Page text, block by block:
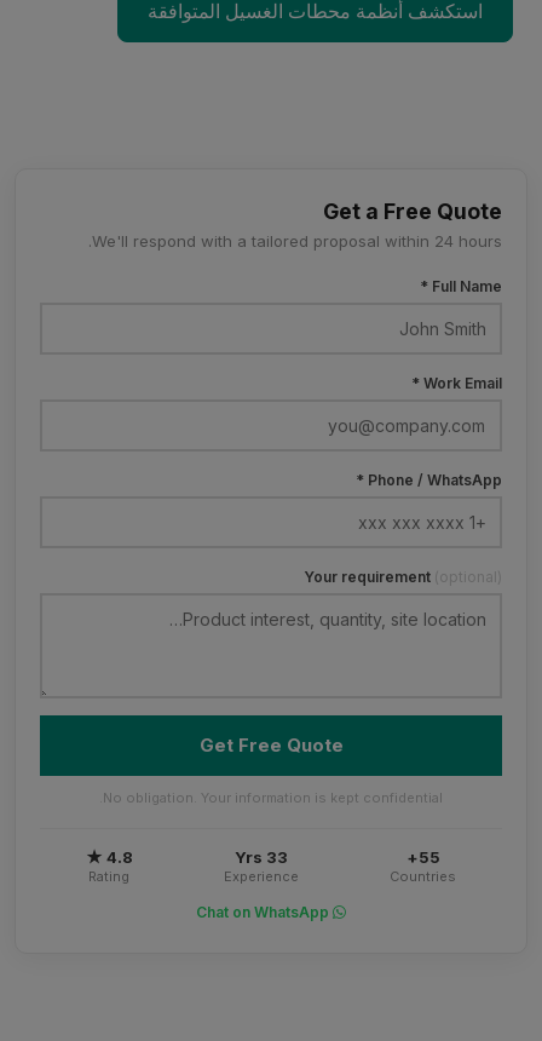
استكشف أنظمة محطات الغسيل المتوافقة
Get a Free Quote
We'll respond with a tailored proposal within 24 hours.
Full Name *
Work Email *
Phone / WhatsApp *
Your requirement (optional)
Get Free Quote
No obligation. Your information is kept confidential.
55+
Countries
33 Yrs
Experience
4.8 ★
Rating